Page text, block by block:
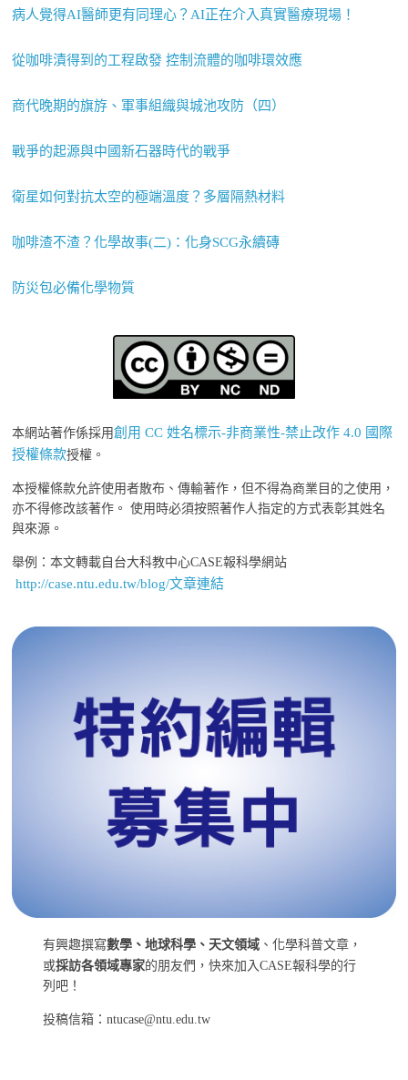
病人覺得AI醫師更有同理心？AI正在介入真實醫療現場！
從咖啡漬得到的工程啟發 控制流體的咖啡環效應
商代晚期的旗斿、軍事組織與城池攻防（四）
戰爭的起源與中國新石器時代的戰爭
衛星如何對抗太空的極端溫度？多層隔熱材料
咖啡渣不渣？化學故事(二)：化身SCG永續磚
防災包必備化學物質
本網站著作係採用創用 CC 姓名標示-非商業性-禁止改作 4.0 國際
授權條款授權。
本授權條款允許使用者散布、傳輸著作，但不得為商業目的之使用，
亦不得修改該著作。 使用時必須按照著作人指定的方式表彰其姓名
與來源。
舉例：本文轉載自台大科教中心CASE報科學網站
http://case.ntu.edu.tw/blog/文章連結
有興趣撰寫數學、地球科學、天文領域 、化學科普文章，
或採訪各領域專家的朋友們，快來加入CASE報科學的行
列吧！
投稿信箱：ntucase@ntu.edu.tw